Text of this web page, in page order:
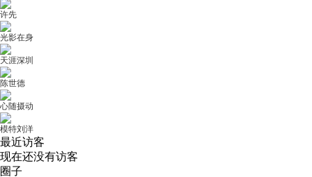
许先
光影在身
天涯深圳
陈世德
心随摄动
模特刘洋
最近访客
现在还没有访客
圈子